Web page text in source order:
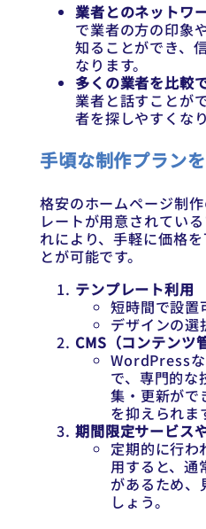
業者とのネットワ
で業者の方の印象
知ることができ、
なります。
多くの業者を比較
業者と話すことが
者を探しやすくなり
手頃な制作プラン
格安のホームページ制
レートが用意されてい
れにより、手軽に価格
とが可能です。
テンプレート利用
短時間で設置
デザインの選
CMS（コンテンツ
WordPressな
で、専門的な
集・更新がで
を抑えられま
期間限定サービス
定期的に行わ
用すると、通
があるため、
しょう。